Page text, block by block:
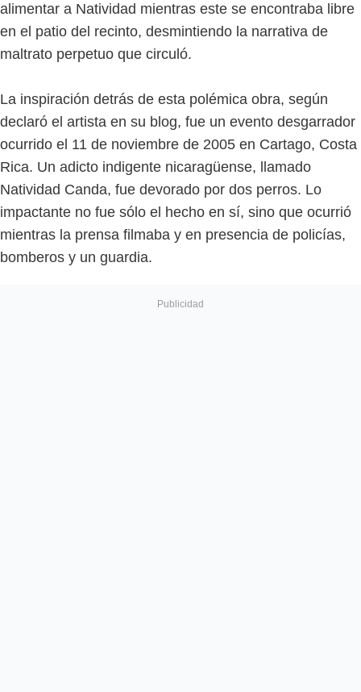
alimentar a Natividad mientras este se encontraba libre
en el patio del recinto, desmintiendo la narrativa de
maltrato perpetuo que circuló.
La inspiración detrás de esta polémica obra, según
declaró el artista en su blog, fue un evento desgarrador
ocurrido el 11 de noviembre de 2005 en Cartago, Costa
Rica. Un adicto indigente nicaragüense, llamado
Natividad Canda, fue devorado por dos perros. Lo
impactante no fue sólo el hecho en sí, sino que ocurrió
mientras la prensa filmaba y en presencia de policías,
bomberos y un guardia.